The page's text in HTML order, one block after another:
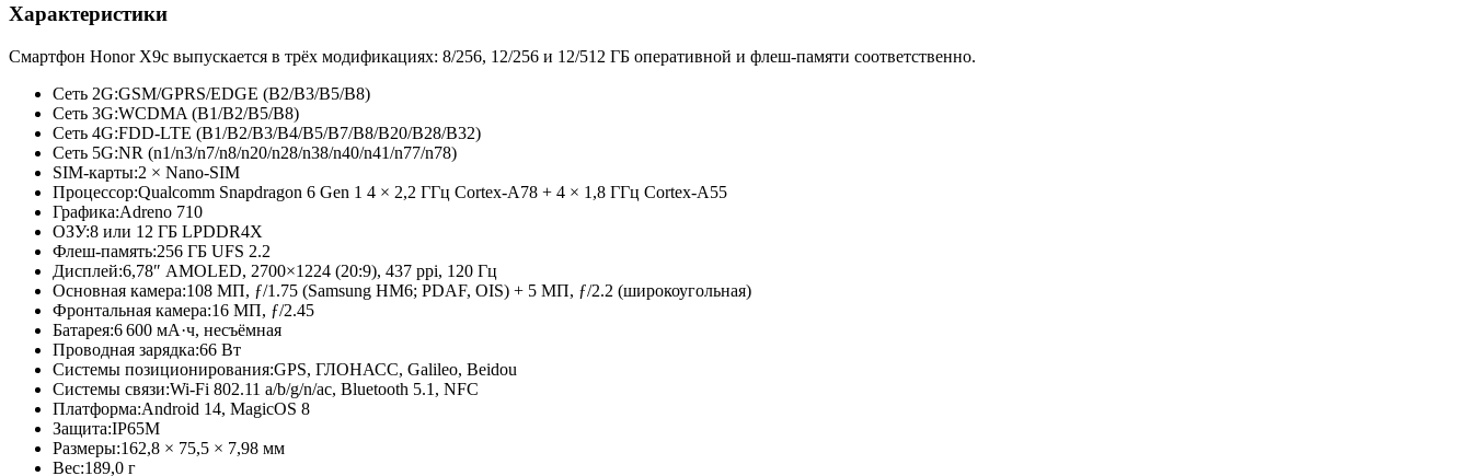
Характеристики
Смартфон Honor X9c выпускается в трёх модификациях: 8/256, 12/256 и 12/512 ГБ оперативной и флеш-памяти соответственно.
Сеть 2G:GSM/GPRS/EDGE (B2/B3/B5/B8)
Сеть 3G:WCDMA (B1/B2/B5/B8)
Сеть 4G:FDD-LTE (B1/B2/B3/B4/B5/B7/B8/B20/B28/B32)
Сеть 5G:NR (n1/n3/n7/n8/n20/n28/n38/n40/n41/n77/n78)
SIM-карты:2 × Nano-SIM
Процессор:Qualcomm Snapdragon 6 Gen 1 4 × 2,2 ГГц Cortex-A78 + 4 × 1,8 ГГц Cortex-A55
Графика:Adreno 710
ОЗУ:8 или 12 ГБ LPDDR4X
Флеш-память:256 ГБ UFS 2.2
Дисплей:6,78″ AMOLED, 2700×1224 (20:9), 437 ppi, 120 Гц
Основная камера:108 МП, ƒ/1.75 (Samsung HM6; PDAF, OIS) + 5 МП, ƒ/2.2 (широкоугольная)
Фронтальная камера:16 МП, ƒ/2.45
Батарея:6 600 мА·ч, несъёмная
Проводная зарядка:66 Вт
Системы позиционирования:GPS, ГЛОНАСС, Galileo, Beidou
Системы связи:Wi-Fi 802.11 a/b/g/n/ac, Bluetooth 5.1, NFC
Платформа:Android 14, MagicOS 8
Защита:IP65M
Размеры:162,8 × 75,5 × 7,98 мм
Вес:189,0 г